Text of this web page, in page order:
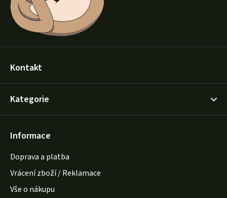
Kontakt
Kategorie
Informace
Doprava a platba
Vrácení zboží / Reklamace
Vše o nákupu